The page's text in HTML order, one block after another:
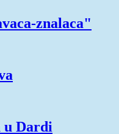
znalaca"
u Dardi